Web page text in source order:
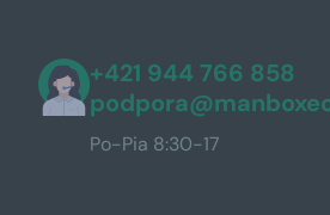
+421 944 766 858
Po-Pia 8:30-17